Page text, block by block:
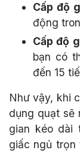
Cấp độ
động
Cấp độ
bạn có
đến 15
Như vậy, khi
dụng quạt sẽ
gian kéo dài
giấc ngủ trọn